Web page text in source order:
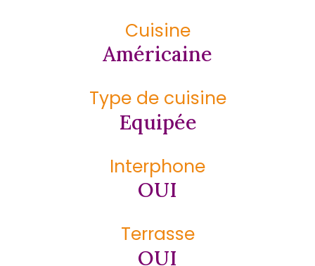
Cuisine
Américaine
Type de cuisine
Equipée
Interphone
OUI
Terrasse
OUI